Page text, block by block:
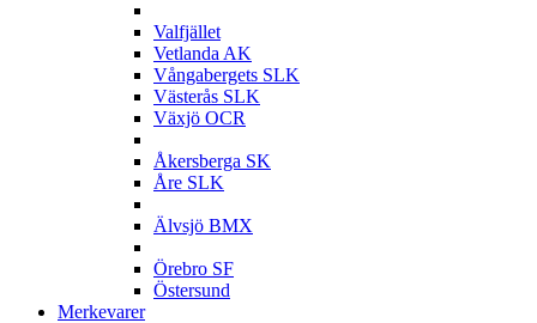
Valfjället
Vetlanda AK
Vångabergets SLK
Västerås SLK
Växjö OCR
Åkersberga SK
Åre SLK
Älvsjö BMX
Örebro SF
Östersund
Merkevarer